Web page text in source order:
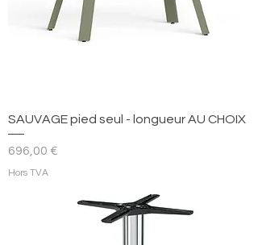
SAUVAGE pied seul - longueur AU CHOIX
Prix
696,00 €
Hors TVA